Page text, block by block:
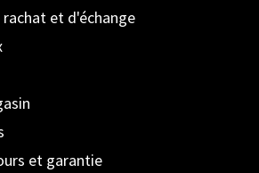
et d'échange
et garantie